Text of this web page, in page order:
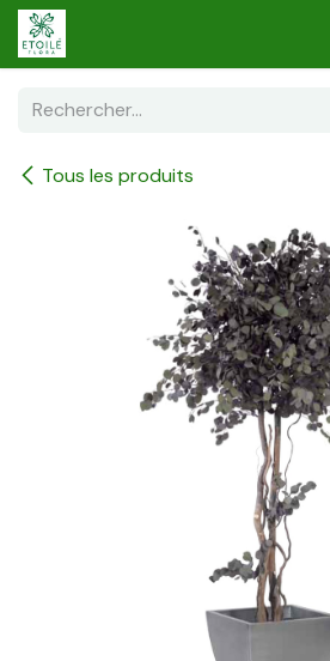
Se rendre au contenu
Tous les produits